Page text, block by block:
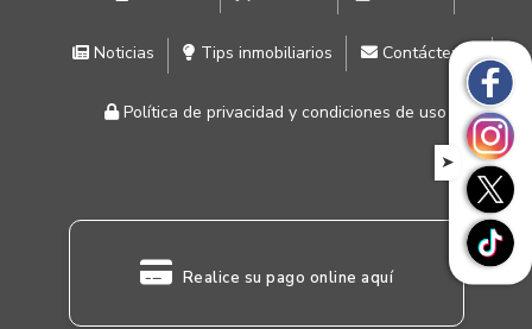
Noticias Tips inmobiliarios Contáctenos
Política de privacidad y condiciones de uso
Realice su pago online aquí
➤